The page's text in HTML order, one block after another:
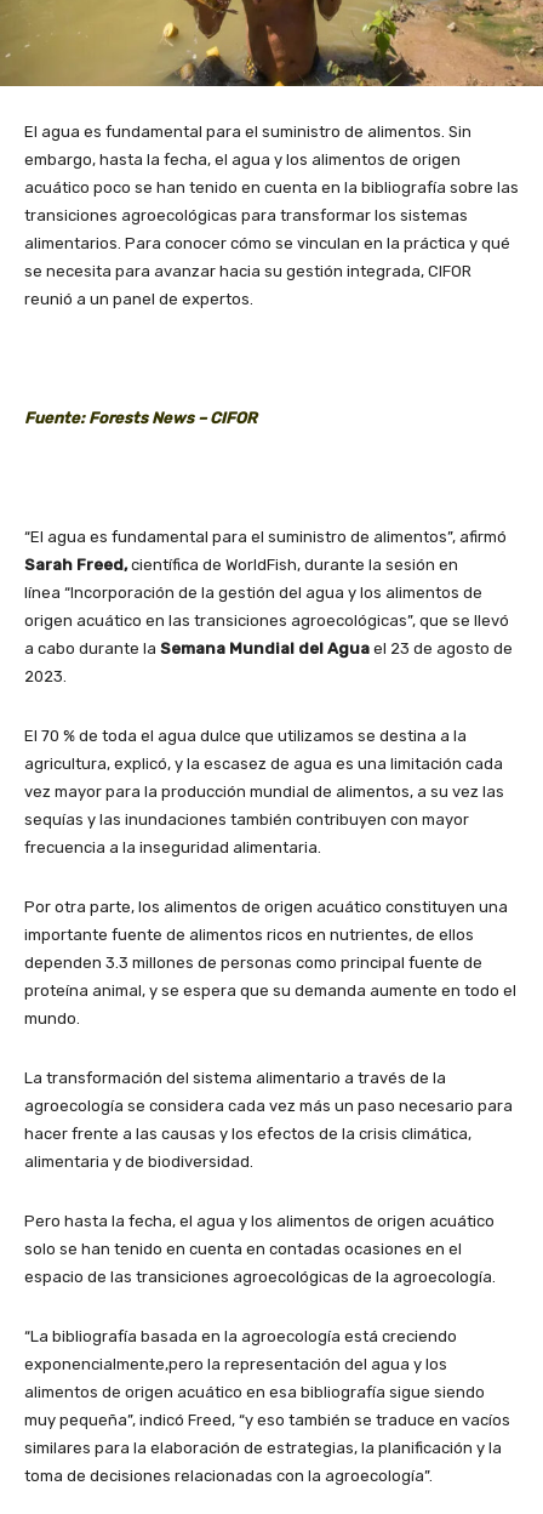
El agua es fundamental para el suministro de alimentos. Sin
embargo, hasta la fecha, el agua y los alimentos de origen
acuático poco se han tenido en cuenta en la bibliografía sobre las
transiciones agroecológicas para transformar los sistemas
alimentarios. Para conocer cómo se vinculan en la práctica y qué
se necesita para avanzar hacia su gestión integrada, CIFOR
reunió a un panel de expertos.
Fuente: Forests News – CIFOR
“El agua es fundamental para el suministro de alimentos”, afirmó
Sarah Freed,científica de WorldFish, durante la sesión en
línea “Incorporación de la gestión del agua y los alimentos de
origen acuático en las transiciones agroecológicas”, que se llevó
a cabo durante la Semana Mundial del Agua el 23 de agosto de
2023.
El 70 % de toda el agua dulce que utilizamos se destina a la
agricultura, explicó, y la escasez de agua es una limitación cada
vez mayor para la producción mundial de alimentos, a su vez las
sequías y las inundaciones también contribuyen con mayor
frecuencia a la inseguridad alimentaria.
Por otra parte, los alimentos de origen acuático constituyen una
importante fuente de alimentos ricos en nutrientes, de ellos
dependen 3.3 millones de personas como principal fuente de
proteína animal, y se espera que su demanda aumente en todo el
mundo.
La transformación del sistema alimentario a través de la
agroecología se considera cada vez más un paso necesario para
hacer frente a las causas y los efectos de la crisis climática,
alimentaria y de biodiversidad.
Pero hasta la fecha, el agua y los alimentos de origen acuático
solo se han tenido en cuenta en contadas ocasiones en el
espacio de las transiciones agroecológicas de la agroecología.
“La bibliografía basada en la agroecología está creciendo
exponencialmente,pero la representación del agua y los
alimentos de origen acuático en esa bibliografía sigue siendo
muy pequeña”, indicó Freed, “y eso también se traduce en vacíos
similares para la elaboración de estrategias, la planificación y la
toma de decisiones relacionadas con la agroecología”.